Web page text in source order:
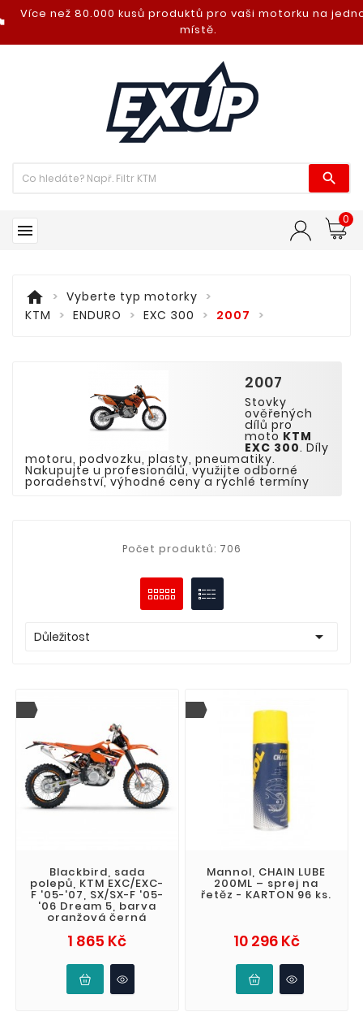
Více než 80.000 kusů produktů pro vaši motorku na
místě.


0
home
Vyberte typ motorky
KTM
ENDURO EXC 300 2007
2007
Stovky
ověřených
dílů pro
moto KTM
EXC 300. Díly
motoru, podvozku, plasty, pneumatiky.
Nakupujte u profesionálů, využijte odborné
poradenství, výhodné ceny a rychlé termíny
Počet produktů: 706
Důležitost 
Blackbird, sada
polepů, KTM EXC/EXC-
F '05-'07, SX/SX-F '05-
'06 Dream 5, barva
oranžová černá
1 865 KčCena
Mannol, CHAIN LUBE
200ML – sprej na
řetěz - KARTON 96 ks.
10 296 KčCena